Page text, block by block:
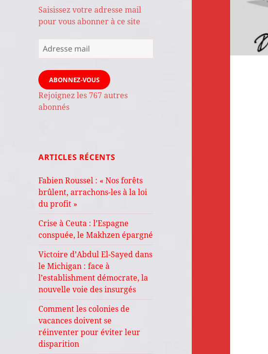
Saisissez votre adresse mail
pour vous abonner à ce site
Adresse
mail
ABONNEZ-VOUS
Rejoignez les 767 autres
abonnés
ARTICLES RÉCENTS
Fabien Roussel : « Nos forêts
brûlent, arrachons-les à la loi
du profit »
Crise à Ceuta : l’Espagne
conspuée, le Makhzen épargné
Victoire d’Abdul El-Sayed dans
le Michigan : face à
l’establishment démocrate, la
nouvelle voie des insurgés
Comment les colonies de
vacances doivent se
réinventer pour éviter leur
disparition